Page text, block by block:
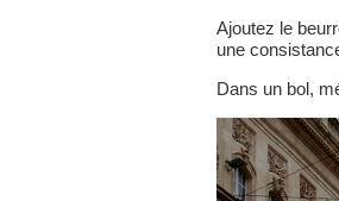
Ajoutez le
une
Dans un bol,